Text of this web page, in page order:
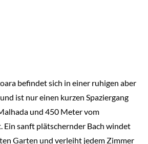
befindet sich in einer ruhigen aber
ist nur einen kurzen Spaziergang
und 450 Meter vom
sanft plätschernder Bach windet
Garten und verleiht jedem Zimmer